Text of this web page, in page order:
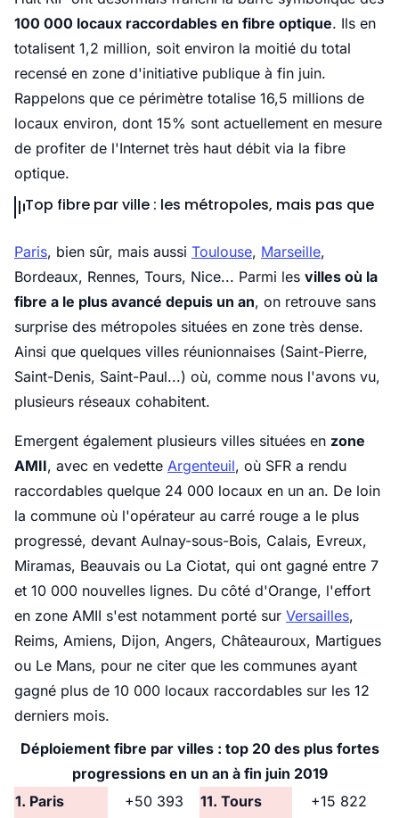
100 000 locaux raccordables en fibre optique. Ils en
totalisent 1,2 million, soit environ la moitié du total
recensé en zone d'initiative publique à fin juin.
Rappelons que ce périmètre totalise 16,5 millions de
locaux environ, dont 15% sont actuellement en mesure
de profiter de l'Internet très haut débit via la fibre
optique.
Top fibre par ville : les métropoles, mais pas que
Paris, bien sûr, mais aussi Toulouse, Marseille,
Bordeaux, Rennes, Tours, Nice... Parmi les villes où la
fibre a le plus avancé depuis un an, on retrouve sans
surprise des métropoles situées en zone très dense.
Ainsi que quelques villes réunionnaises (Saint-Pierre,
Saint-Denis, Saint-Paul...) où, comme nous l'avons vu,
plusieurs réseaux cohabitent.
Emergent également plusieurs villes situées en zone
AMII, avec en vedette Argenteuil, où SFR a rendu
raccordables quelque 24 000 locaux en un an. De loin
la commune où l'opérateur au carré rouge a le plus
progressé, devant Aulnay-sous-Bois, Calais, Evreux,
Miramas, Beauvais ou La Ciotat, qui ont gagné entre 7
et 10 000 nouvelles lignes. Du côté d'Orange, l'effort
en zone AMII s'est notamment porté sur Versailles,
Reims, Amiens, Dijon, Angers, Châteauroux, Martigues
ou Le Mans, pour ne citer que les communes ayant
gagné plus de 10 000 locaux raccordables sur les 12
derniers mois.
Déploiement fibre par villes : top 20 des plus fortes
progressions en un an à fin juin 2019
1. Paris
+50 393 11. Tours
+15 822